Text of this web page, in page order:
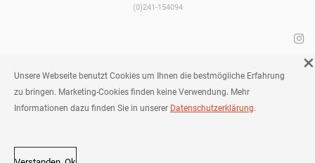
(0)241-154094
FRAGEN SIE UNS
Unsere Webseite benutzt Cookies um Ihnen die bestmögliche Erfahrung
zu bringen. Marketing-Cookies finden keine Verwendung. Mehr
Informationen dazu finden Sie in unserer Datenschutzerklärung.